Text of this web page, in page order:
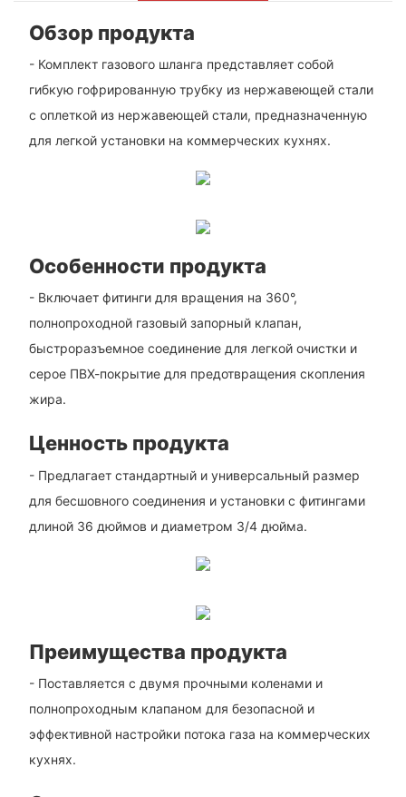
Обзор продукта
- Комплект газового шланга представляет собой
гибкую гофрированную трубку из нержавеющей стали
с оплеткой из нержавеющей стали, предназначенную
для легкой установки на коммерческих кухнях.
Особенности продукта
- Включает фитинги для вращения на 360°,
полнопроходной газовый запорный клапан,
быстроразъемное соединение для легкой очистки и
серое ПВХ-покрытие для предотвращения скопления
жира.
Ценность продукта
- Предлагает стандартный и универсальный размер
для бесшовного соединения и установки с фитингами
длиной 36 дюймов и диаметром 3/4 дюйма.
Преимущества продукта
- Поставляется с двумя прочными коленами и
полнопроходным клапаном для безопасной и
эффективной настройки потока газа на коммерческих
кухнях.